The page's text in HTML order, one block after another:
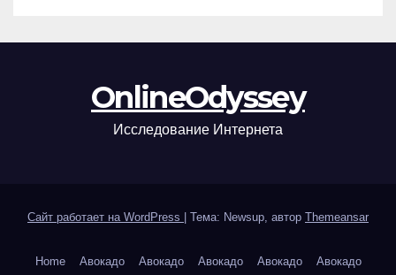
OnlineOdyssey
Исследование Интернета
Сайт работает на WordPress Тема: Newsup, автор Themeansar
Home Авокадо Авокадо Авокадо Авокадо Авокадо